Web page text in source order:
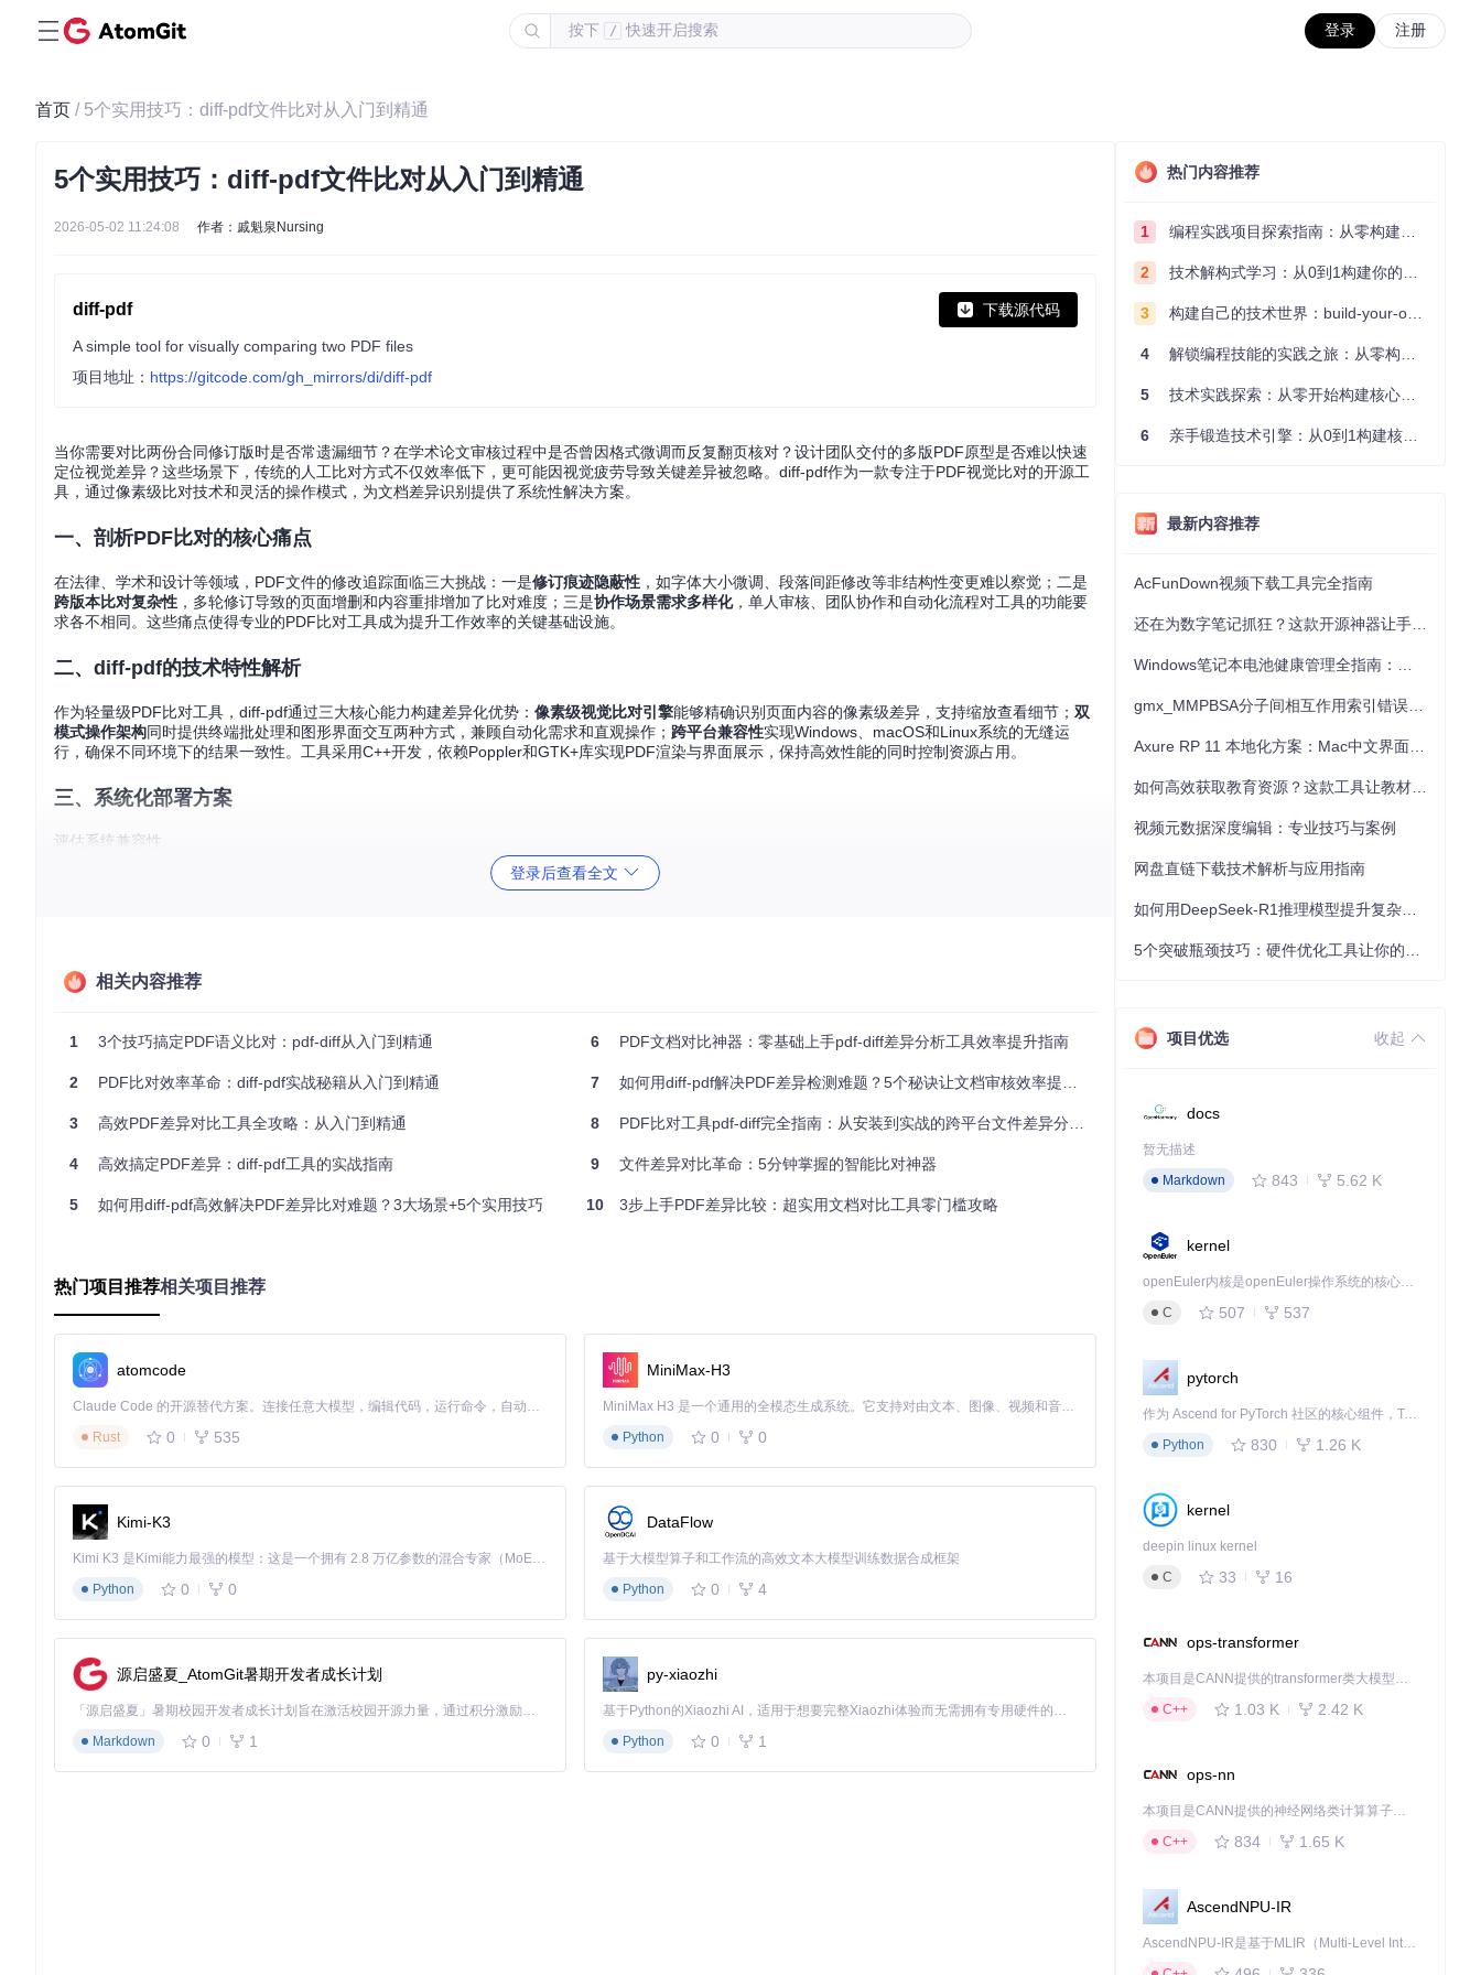
按下 / 快速开启搜索 登录 注册
首页 / 5个实用技巧：diff-pdf文件比对从入门到精通
5个实用技巧：diff-pdf文件比对从入门到精通
2026-05-02 11:24:08 作者：戚魁泉Nursing
diff-pdf 下载源代码
A simple tool for visually comparing two PDF files
项目地址： https://gitcode.com/gh_mirrors/di/diff-pdf
当你需要对比两份合同修订版时是否常遗漏细节？在学术论文审核过程中是否曾因格式微调而反复翻页核对？设计团队交付的多版PDF原型是否难以快速
定位视觉差异？这些场景下，传统的人工比对方式不仅效率低下，更可能因视觉疲劳导致关键差异被忽略。diff-pdf作为一款专注于PDF视觉比对的开源工
具，通过像素级比对技术和灵活的操作模式，为文档差异识别提供了系统性解决方案。
一、剖析PDF比对的核心痛点
在法律、学术和设计等领域，PDF文件的修改追踪面临三大挑战：一是修订痕迹隐蔽性 ，如字体大小微调、段落间距修改等非结构性变更难以察觉；二是
跨版本比对复杂性 ，多轮修订导致的页面增删和内容重排增加了比对难度；三是协作场景需求多样化，单人审核、团队协作和自动化流程对工具的功能要
求各不相同。这些痛点使得专业的PDF比对工具成为提升工作效率的关键基础设施。
二、diff-pdf的技术特性解析
作为轻量级PDF比对工具，diff-pdf通过三大核心能力构建差异化优势： 像素级视觉比对引擎能够精确识别页面内容的像素级差异，支持缩放查看细节； 双
模式操作架构同时提供终端批处理和图形界面交互两种方式，兼顾自动化需求和直观操作； 跨平台兼容性实现Windows、macOS和Linux系统的无缝运
行，确保不同环境下的结果一致性。工具采用C++开发，依赖Poppler和GTK+库实现PDF渲染与界面展示，保持高效性能的同时控制资源占用。
三、系统化部署方案
评估系统兼容性
diff-pdf支持主流操作系统，但各平台存在细微差异：Windows系统需注意VC++运行库版本，macOS需确保X11环境，Linux则依赖GTK+3及以上版本。建
议部署前通过包管理器检查系统依赖状态，避免运行时出现库缺失错误。
在编译安装前，需确保系统已安装以下组件：
构建工具：autoconf、automake、libtool
git clone
从项目发布页面获取最新ZIP包，解压后无需安装即可运行。注意将可执行文件路径添加至系统环境变量，便于终端调用。
四、实战操作指南
基础比对流程
启动图形界面：在终端输入diff-pdf --view 原文件.pdf 修订文件.pdf
精细导航：使用Ctrl+方向键微调页面位置，放大查看细节差异
效率提升技巧
🔍快速定位差异
：在图形界面使用快捷键F3切换至下一处差异点，节省逐页查找时间
输出比对报告：通过 diff-pdf --output-diff=差异报告.pdf 源文件.pdf 目标文件.pdf生成包含高亮标记的比对结果，便于分享和存档
高阶应用场景
在自动化测试流程中，可集成diff-pdf实现文档变更检测：
五、行业应用案例
登录后查看全文
相关内容推荐
1 3个技巧搞定PDF语义比对：pdf-diff从入门到精通
2 PDF比对效率革命：diff-pdf实战秘籍从入门到精通
3 高效PDF差异对比工具全攻略：从入门到精通
4 高效搞定PDF差异：diff-pdf工具的实战指南
5 如何用diff-pdf高效解决PDF差异比对难题？3大场景+5个实用技巧
6 PDF文档对比神器：零基础上手pdf-diff差异分析工具效率提升指南
7 如何用diff-pdf解决PDF差异检测难题？5个秘诀让文档审核效率提升80%
8 PDF比对工具pdf-diff完全指南：从安装到实战的跨平台文件差异分析方案
9 文件差异对比革命：5分钟掌握的智能比对神器
10 3步上手PDF差异比较：超实用文档对比工具零门槛攻略
热门项目推荐相关项目推荐
atomcode
Claude Code 的开源替代方案。连接任意大模型，编辑代码，运行命令，自动验证 — 全自动执行。用 Rust 构建，极致性能。 ｜ An open-source alternative to Claude Code. Connect any LLM, edit code, run commands, and verify changes — autonomously. Built in Rust for speed. Get Started
Rust
0 535
MiniMax-H3
MiniMax H3 是一个通用的全模态生成系统。它支持对由文本、图像、视频和音频组成的多模态上下文进行统一理解，并能生成分辨率高达 2K、时长可达 15 秒的带原生立体声音频的视频。得益于面向任务泛化的系统设计，H3 在预训练阶段就已具备广泛的多模态上下文理解与生成能力，能够出色地执行复杂的多模态指令。
Python
0 0
Kimi-K3
Kimi K3 是Kimi能力最强的模型：这是一个拥有 2.8 万亿参数的混合专家（MoE）模型，具备原生视觉理解能力，并支持 100 万 token 的上下文窗口。
Python
0 0
DataFlow
基于大模型算子和工作流的高效文本大模型训练数据合成框架
Python
0 4
源启盛夏_AtomGit暑期开发者成长计划
「源启盛夏」暑期校园开发者成长计划旨在激活校园开源力量，通过积分激励、认证扶持、资源倾斜等形式，引导高校组织和开发者完成「入驻 — 建项目 — 做贡献 — 获认证 — 得资源」的完整闭环。无论你是想带领社团入驻平台的组织者，还是希望用代码贡献证明自己的开发者，都能在这里找到属于你的成长路径。
Markdown
0 1
py-xiaozhi
基于Python的Xiaozhi AI，适用于想要完整Xiaozhi体验而无需拥有专用硬件的用户。
Python
0 1
热门内容推荐
1 编程实践项目探索指南：从零构建技术能力体系
2 技术解构式学习：从0到1构建你的编程知识体系
3 构建自己的技术世界：build-your-own-x项目的实践探索指南
4 解锁编程技能的实践之旅：从零构建你的技术世界
5 技术实践探索：从零开始构建核心系统的实践指南
6 亲手锻造技术引擎：从0到1构建核心系统的实践指南
最新内容推荐
AcFunDown视频下载工具完全指南
视频元数据深度编辑：专业技巧与案例
网盘直链下载技术解析与应用指南
项目优选 收起
docs
暂无描述
Markdown
843 5.62 K
kernel
openEuler内核是openEuler操作系统的核心，既是系统性能与稳定性的基石，也是连接处理器、设备与服务的桥梁。
C
507 537
pytorch
作为 Ascend for PyTorch 社区的核心组件，TorchNPU 是昇腾专为 PyTorch 打造的深度学习适配插件，使 PyTorch 框架能够直接调用昇腾 NPU，为开发者提供昇腾 AI 处理器的超强算力。
Python
830 1.26 K
kernel
deepin linux kernel
C
33 16
ops-transformer
本项目是CANN提供的transformer类大模型算子库，实现网络在NPU上加速计算。
C++
1.03 K 2.42 K
ops-nn
本项目是CANN提供的神经网络类计算算子库，实现网络在NPU上加速计算。
C++
834 1.65 K
AscendNPU-IR
AscendNPU-IR是基于MLIR（Multi-Level Intermediate Representation）构建的，面向昇腾亲和算子编译时使用的中间表示，提供昇腾完备表达能力，通过编译优化提升昇腾AI处理器计算效率，支持通过生态框架使能昇腾AI处理器与深度调优